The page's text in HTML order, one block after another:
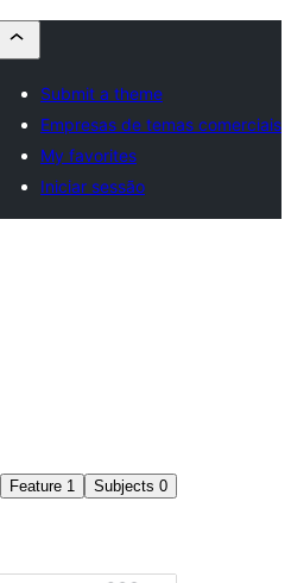
Submit a theme
Empresas de temas comerciais
My favorites
Iniciar sessão
Feature 1 Subjects 0